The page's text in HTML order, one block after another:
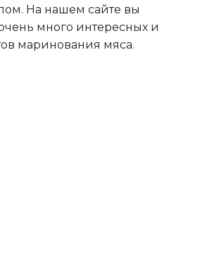
На нашем сайте вы
много интересных и
маринования мяса.